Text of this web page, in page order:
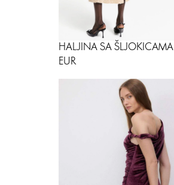
HALJINA SA
EUR